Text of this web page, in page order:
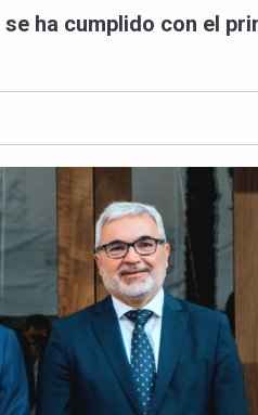
se ha cumplido con el